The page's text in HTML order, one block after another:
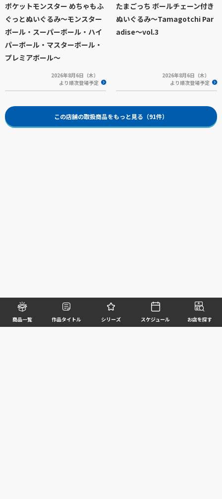
商品一覧 作品タイトル シリーズ スケジュール お店を探す
ポケットモンスター めちゃもふ
ぐっとぬいぐるみ～モンスター
ボール・スーパーボール・ハイ
パーボール・マスターボール・
プレミアボール～
2026年8月6日（木）
より順次登場予定
たまごっち ボールチェーン付き
ぬいぐるみ～Tamagotchi Par
adise～vol.3
2026年8月6日（木）
より順次登場予定
この店舗の取扱商品をもっと見る（91件）